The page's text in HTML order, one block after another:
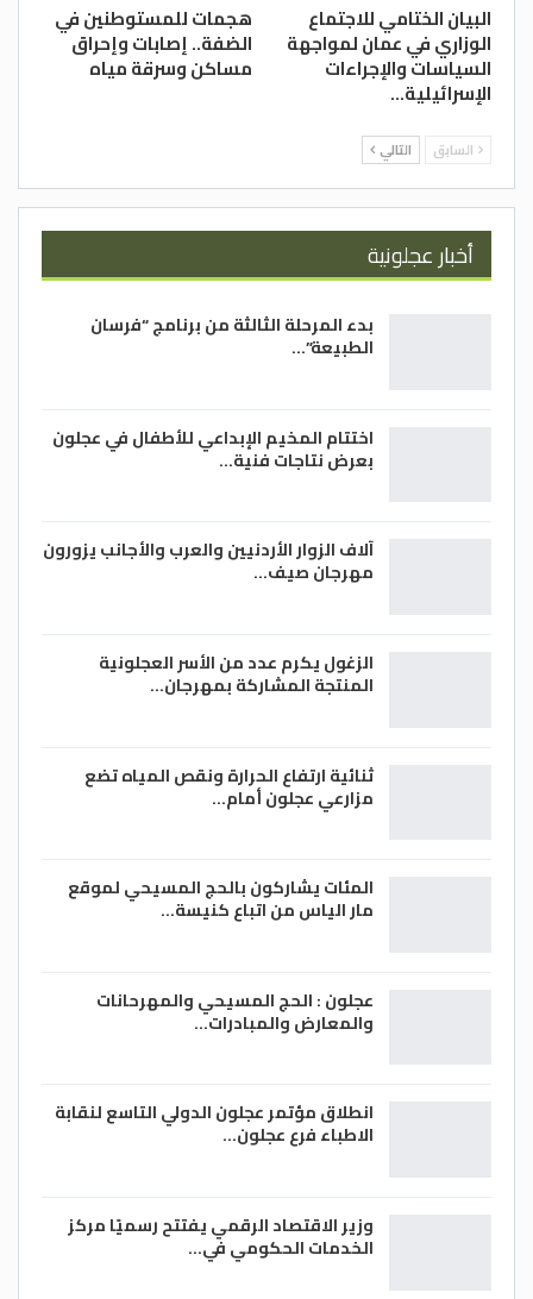
البيان الختامي للاجتماع
الوزاري في عمان لمواجهة
السياسات والإجراءات
الإسرائيلية…
هجمات للمستوطنين في
الضفة.. إصابات وإحراق
مساكن وسرقة مياه
السابق التالي
أخبار عجلونية
بدء المرحلة الثالثة من برنامج “فرسان
الطبيعة”…
اختتام المخيم الإبداعي للأطفال في عجلون
بعرض نتاجات فنية…
آلاف الزوار الأردنيين والعرب والأجانب يزورون
مهرجان صيف…
الزغول يكرم عدد من الأسر العجلونية
المنتجة المشاركة بمهرجان…
ثنائية ارتفاع الحرارة ونقص المياه تضع
مزارعي عجلون أمام…
المئات يشاركون بالحج المسيحي لموقع
مار الياس من اتباع كنيسة…
عجلون : الحج المسيحي والمهرحانات
والمعارض والمبادرات…
انطلاق مؤتمر عجلون الدولي التاسع لنقابة
الاطباء فرع عجلون…
وزير الاقتصاد الرقمي يفتتح رسميًا مركز
الخدمات الحكومي في…